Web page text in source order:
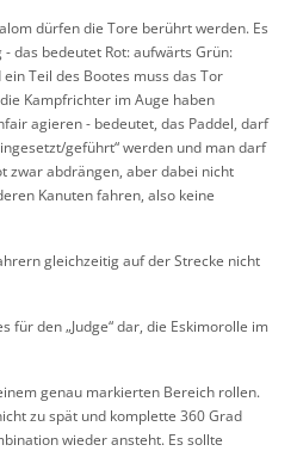
dürfen die Tore berührt werden. Es
das bedeutet Rot: aufwärts Grün:
Teil des Bootes muss das Tor
Kampfrichter im Auge haben
agieren - bedeutet, das Paddel, darf
geführt“ werden und man darf
zwar abdrängen, aber dabei nicht
Kanuten fahren, also keine
gleichzeitig auf der Strecke nicht
für den „Judge“ dar, die Eskimorolle im
genau markierten Bereich rollen.
zu spät und komplette 360 Grad
wieder ansteht. Es sollte